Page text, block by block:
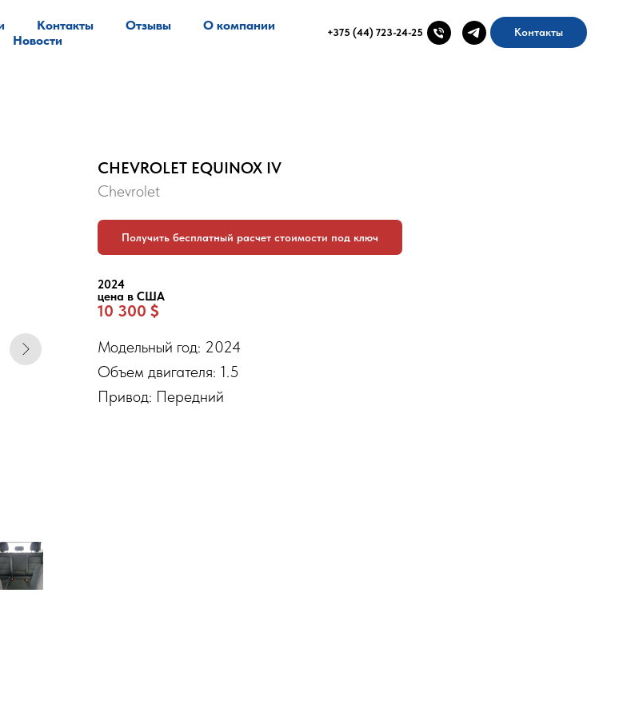
Контакты Отзывы
О компании
Новости
+375 (44) 723-24-25 Контакты
CHEVROLET EQUINOX IV
Chevrolet
Получить бесплатный расчет стоимости под ключ
2024
цена в США
10 300 $
Модельный год: 2024
Объем двигателя: 1.5
Привод: Передний